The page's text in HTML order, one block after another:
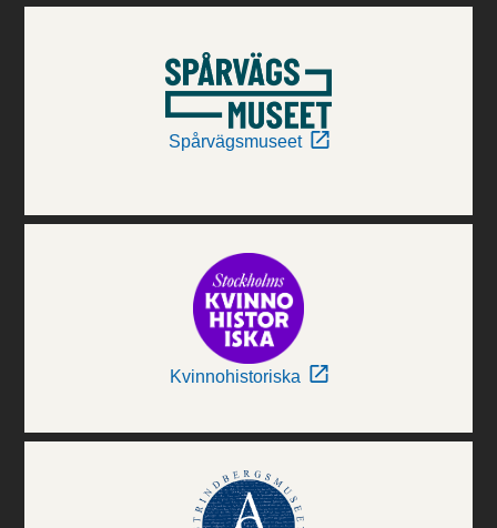
Spårvägsmuseet
Kvinnohistoriska